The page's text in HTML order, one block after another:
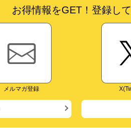
お得情報をGET！登録し
メルマガ登録